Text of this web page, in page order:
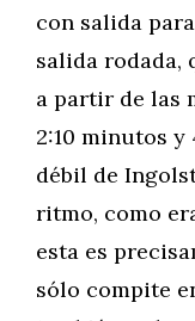
con salida
salida rodada,
a partir de las
2:10 minutos y
débil de
ritmo, como
esta es
sólo compite